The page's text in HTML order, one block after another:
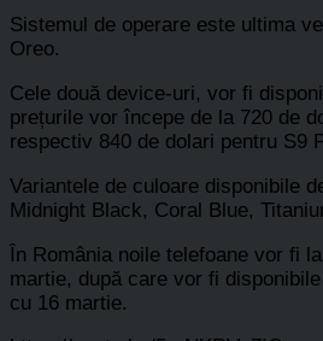
Sistemul de operare este ultima
Oreo.
Cele două device-uri, vor fi
prețurile vor începe de la 720 de
respectiv 840 de dolari pentru S9
Variantele de culoare disponibile
Midnight Black, Coral Blue,
În România noile telefoane vor fi
martie, după care vor fi
cu 16 martie.